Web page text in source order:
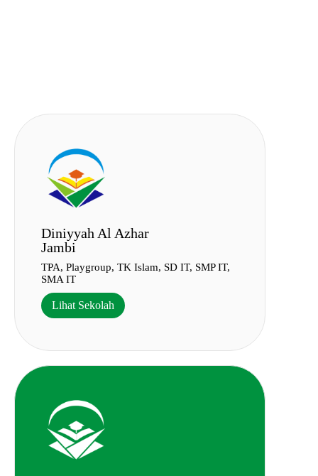
Diniyyah Al Azhar
Jambi
TPA, Playgroup, TK Islam, SD IT, SMP IT,
SMA IT
Lihat Sekolah